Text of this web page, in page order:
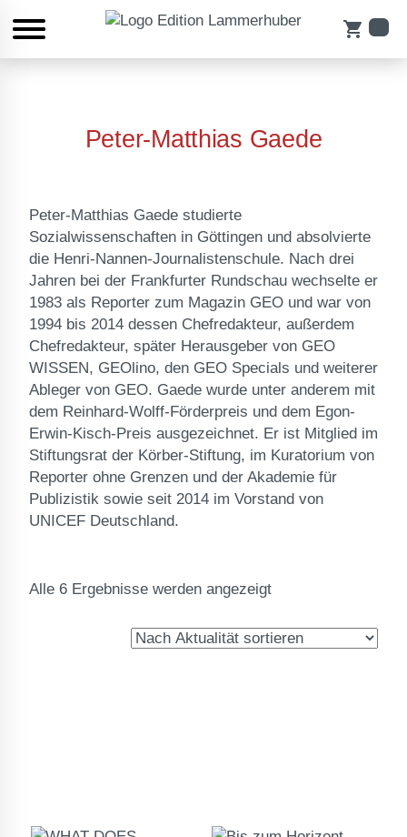
shopping_cart
Peter-Matthias Gaede
Peter-Matthias Gaede studierte
Sozialwissenschaften in Göttingen und absolvierte
die Henri-Nannen-Journalistenschule. Nach drei
Jahren bei der Frankfurter Rundschau wechselte er
1983 als Reporter zum Magazin GEO und war von
1994 bis 2014 dessen Chefredakteur, außerdem
Chefredakteur, später Herausgeber von GEO
WISSEN, GEOlino, den GEO Specials und weiterer
Ableger von GEO. Gaede wurde unter anderem mit
dem Reinhard-Wolff-Förderpreis und dem Egon-
Erwin-Kisch-Preis ausgezeichnet. Er ist Mitglied im
Stiftungsrat der Körber-Stiftung, im Kuratorium von
Reporter ohne Grenzen und der Akademie für
Publizistik sowie seit 2014 im Vorstand von
UNICEF Deutschland.
Alle 6 Ergebnisse werden angezeigtNach
sortiert